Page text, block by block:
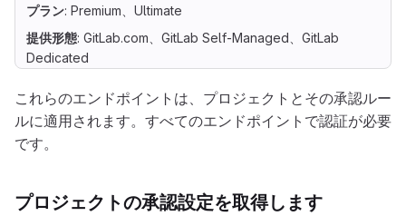
プラン: Premium、Ultimate
提供形態: GitLab.com、GitLab Self-Managed、GitLab
Dedicated
これらのエンドポイントは、プロジェクトとその承認ルー
ルに適用されます。すべてのエンドポイントで認証が必要
です。
プロジェクトの承認設定を取得します